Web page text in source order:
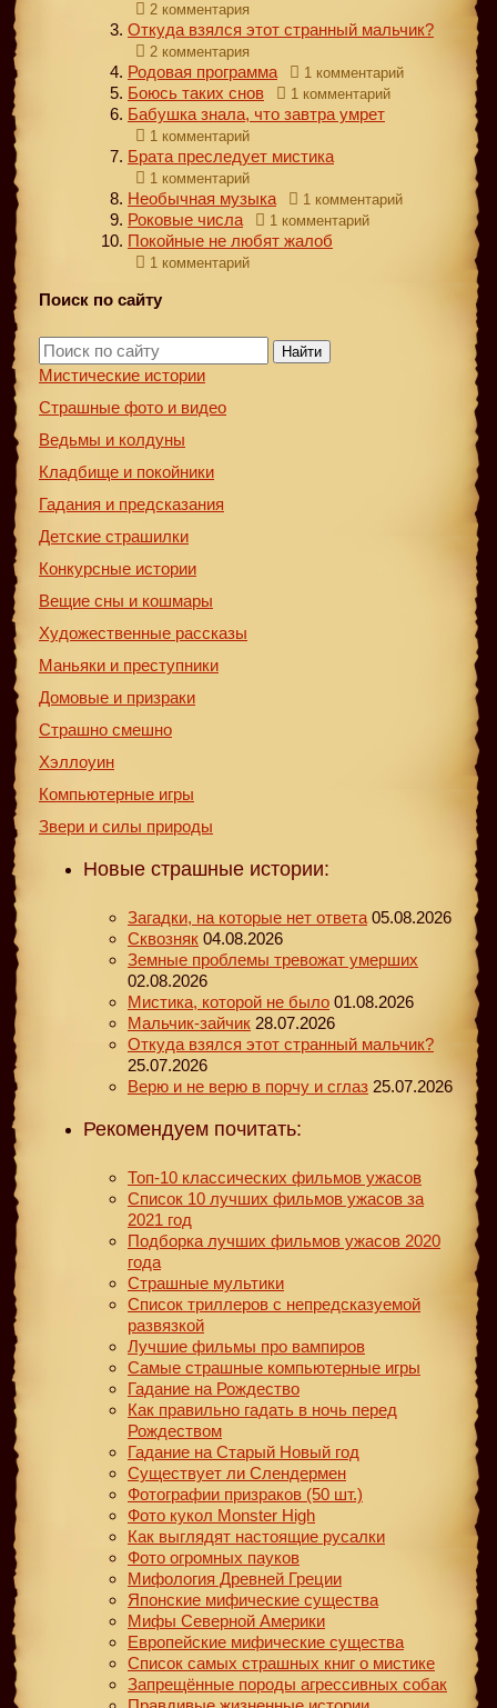
2 комментария
Откуда взялся этот странный мальчик?
2 комментария
Родовая программа 1 комментарий
Боюсь таких снов 1 комментарий
Бабушка знала, что завтра умрет
1 комментарий
Брата преследует мистика
1 комментарий
Необычная музыка 1 комментарий
Роковые числа 1 комментарий
Покойные не любят жалоб
1 комментарий
Поиск по сайту
Найти
Мистические истории
Страшные фото и видео
Ведьмы и колдуны
Кладбище и покойники
Гадания и предсказания
Детские страшилки
Конкурсные истории
Вещие сны и кошмары
Художественные рассказы
Маньяки и преступники
Домовые и призраки
Страшно смешно
Хэллоуин
Компьютерные игры
Звери и силы природы
Новые страшные истории:
Загадки, на которые нет ответа 05.08.2026
Сквозняк 04.08.2026
Земные проблемы тревожат умерших
02.08.2026
Мистика, которой не было 01.08.2026
Мальчик-зайчик 28.07.2026
Откуда взялся этот странный мальчик?
25.07.2026
Верю и не верю в порчу и сглаз 25.07.2026
Рекомендуем почитать:
Топ-10 классических фильмов ужасов
Список 10 лучших фильмов ужасов за
2021 год
Подборка лучших фильмов ужасов 2020
года
Страшные мультики
Список триллеров с непредсказуемой
развязкой
Лучшие фильмы про вампиров
Самые страшные компьютерные игры
Гадание на Рождество
Как правильно гадать в ночь перед
Рождеством
Гадание на Старый Новый год
Существует ли Слендермен
Фотографии призраков (50 шт.)
Фото кукол Monster High
Как выглядят настоящие русалки
Фото огромных пауков
Мифология Древней Греции
Японские мифические существа
Мифы Северной Америки
Европейские мифические существа
Список самых страшных книг о мистике
Запрещённые породы агрессивных собак